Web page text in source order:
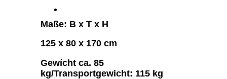
Maße: B x T x H
125 x 80 x 170 cm
Gewícht ca. 85
kg/Transportgewicht: 115 kg